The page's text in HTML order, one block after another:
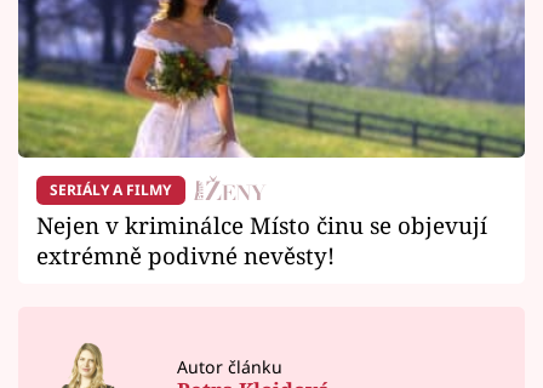
SERIÁLY A FILMY
Nejen v kriminálce Místo činu se objevují
extrémně podivné nevěsty!
Autor článku